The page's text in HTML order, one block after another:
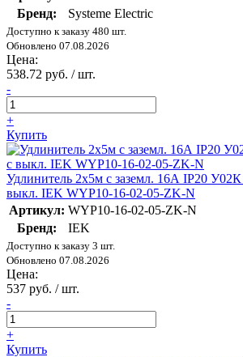
Бренд:
Systeme Electric
Доступно к заказу 480 шт.
Обновлено 07.08.2026
Цена:
538.72 руб. / шт.
-
+
Купить
Удлинитель 2х5м с заземл. 16А IP20
выкл. IEK WYP10-16-02-05-ZK-N
Артикул: WYP10-16-02-05-ZK-N
Бренд:
IEK
Доступно к заказу 3 шт.
Обновлено 07.08.2026
Цена:
537 руб. / шт.
-
+
Купить